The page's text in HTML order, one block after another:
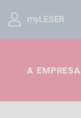
myLESER
A EMPRESA